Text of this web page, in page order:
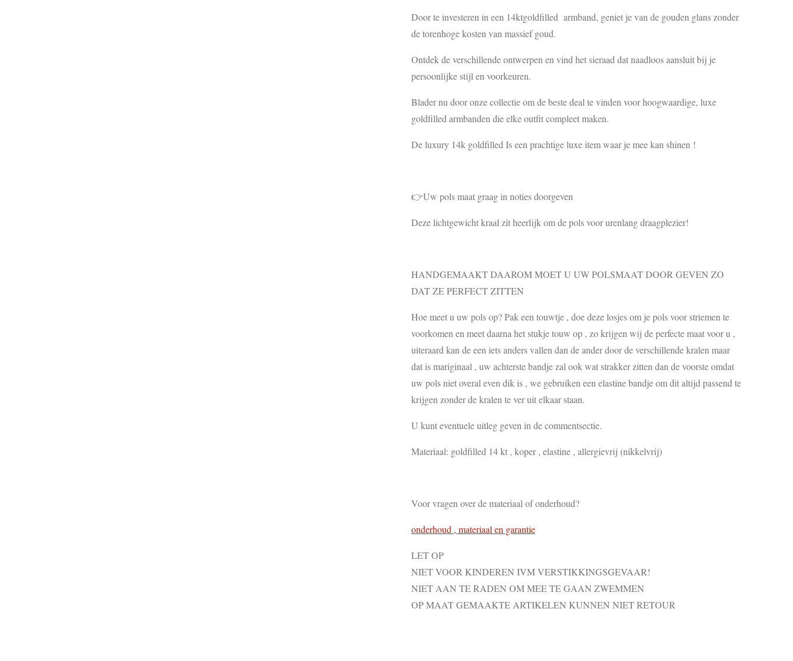
Door te investeren in een 14ktgoldfilled armband, geniet je van de gouden glans zonder
de torenhoge kosten van massief goud.
Ontdek de verschillende ontwerpen en vind het sieraad dat naadloos aansluit bij je
persoonlijke stijl en voorkeuren.
Blader nu door onze collectie om de beste deal te vinden voor hoogwaardige, luxe
goldfilled armbanden die elke outfit compleet maken.
De luxury 14k goldfilled Is een prachtige luxe item waar je mee kan shinen !
👉Uw pols maat graag in noties doorgeven
Deze lichtgewicht kraal zit heerlijk om de pols voor urenlang draagplezier!
HANDGEMAAKT DAAROM MOET U UW POLSMAAT DOOR GEVEN ZO
DAT ZE PERFECT ZITTEN
Hoe meet u uw pols op? Pak een touwtje , doe deze losjes om je pols voor striemen te
voorkomen en meet daarna het stukje touw op , zo krijgen wij de perfecte maat voor u ,
uiteraard kan de een iets anders vallen dan de ander door de verschillende kralen maar
dat is mariginaal , uw achterste bandje zal ook wat strakker zitten dan de voorste omdat
uw pols niet overal even dik is , we gebruiken een elastine bandje om dit altijd passend te
krijgen zonder de kralen te ver uit elkaar staan.
U kunt eventuele uitleg geven in de commentsectie.
Materiaal: goldfilled 14 kt , koper , elastine , allergievrij (nikkelvrij)
Voor vragen over de materiaal of onderhoud?
onderhoud , materiaal en garantie
LET OP
NIET VOOR KINDEREN IVM VERSTIKKINGSGEVAAR!
NIET AAN TE RADEN OM MEE TE GAAN ZWEMMEN
OP MAAT GEMAAKTE ARTIKELEN KUNNEN NIET RETOUR